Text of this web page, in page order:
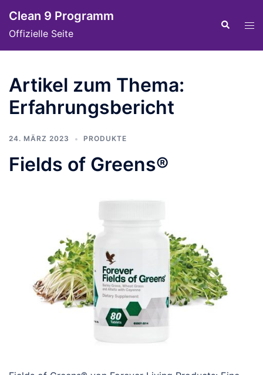
content
Clean 9 Programm
Offizielle Seite
Search
Artikel zum Thema:
Erfahrungsbericht
24. MÄRZ 2023 PRODUKTE
Fields of Greens®